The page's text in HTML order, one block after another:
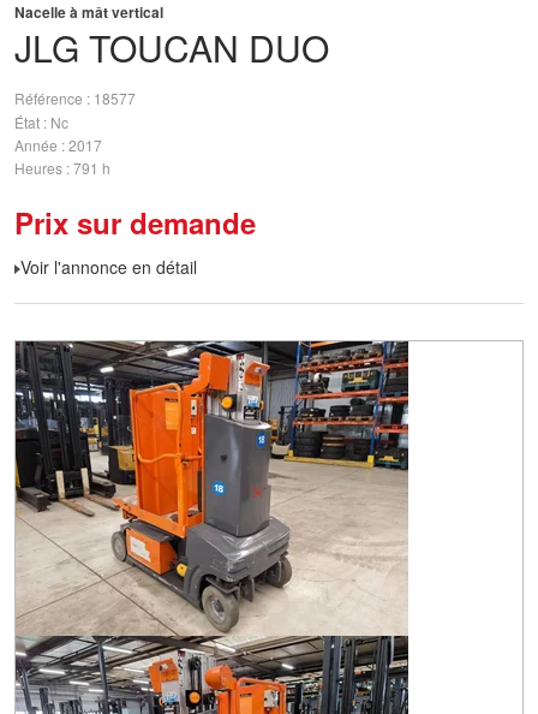
JLG TOUCAN DUO
Nacelle à mât vertical
Référence
18577
État Nc
Année 2017
Heures 791 h
Prix sur demande
Voir l'annonce en détail